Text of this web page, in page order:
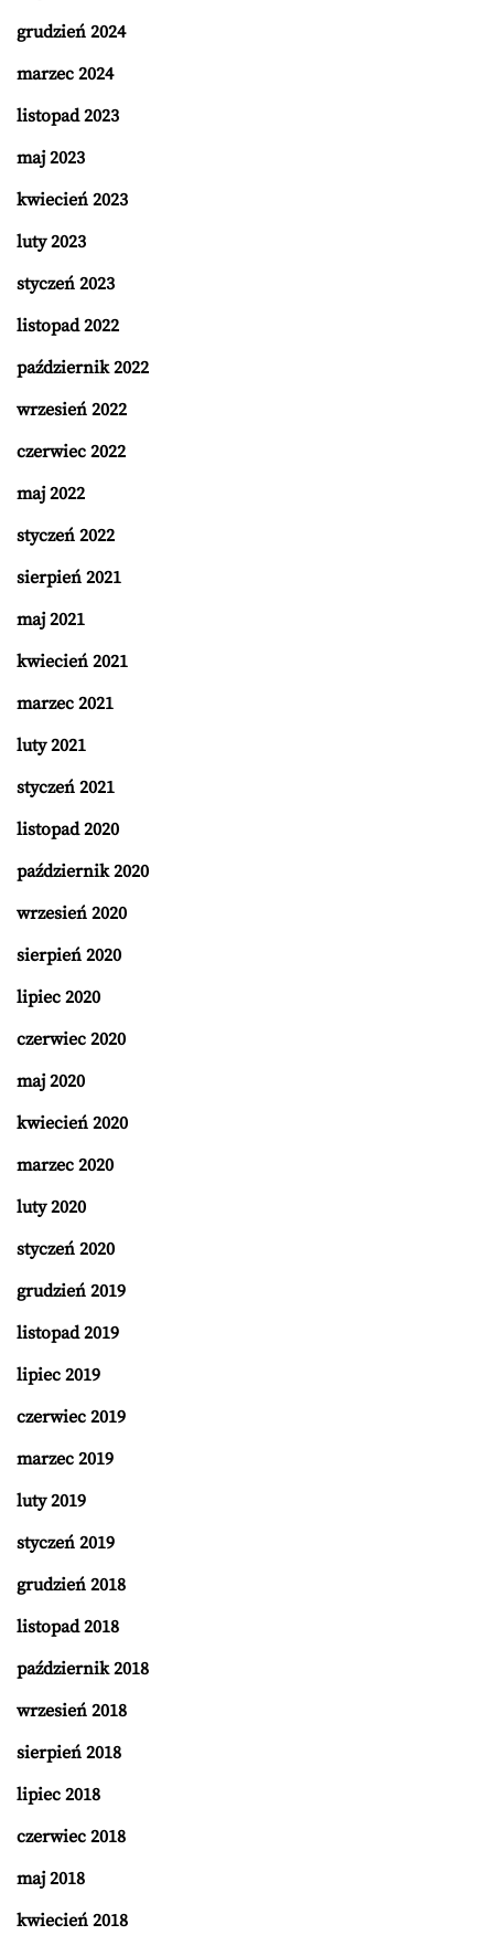
grudzień 2024
marzec 2024
listopad 2023
maj 2023
kwiecień 2023
luty 2023
styczeń 2023
listopad 2022
październik 2022
wrzesień 2022
czerwiec 2022
maj 2022
styczeń 2022
sierpień 2021
maj 2021
kwiecień 2021
marzec 2021
luty 2021
styczeń 2021
listopad 2020
październik 2020
wrzesień 2020
sierpień 2020
lipiec 2020
czerwiec 2020
maj 2020
kwiecień 2020
marzec 2020
luty 2020
styczeń 2020
grudzień 2019
listopad 2019
lipiec 2019
czerwiec 2019
marzec 2019
luty 2019
styczeń 2019
grudzień 2018
listopad 2018
październik 2018
wrzesień 2018
sierpień 2018
lipiec 2018
czerwiec 2018
maj 2018
kwiecień 2018